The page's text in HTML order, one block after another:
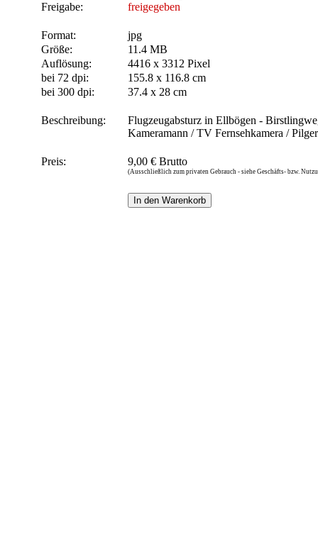
Freigabe:
freigegeben
Format:
jpg
Größe:
11.4 MB
Auflösung:
4416 x 3312 Pixel
bei 72 dpi:
155.8 x 116.8 cm
bei 300 dpi:
37.4 x 28 cm
Beschreibung:
Flugzeugabsturz in Ellbögen -
Kameramann / TV Fernsehkamera /
Preis: 9,00 € Brutto
(Ausschließlich zum privaten Gebrauch - siehe Geschäfts- bzw.